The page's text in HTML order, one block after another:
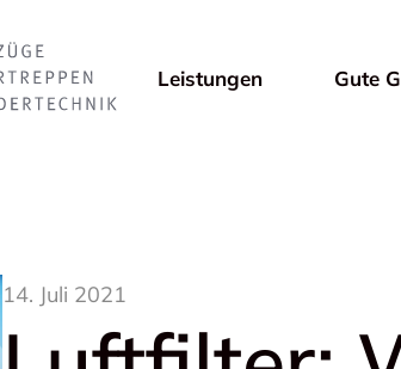
Leistungen Gute
14. Juli 2021